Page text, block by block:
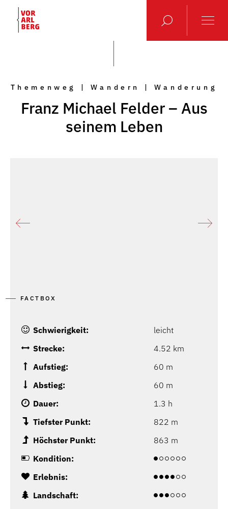
Themenweg | Wandern | Wanderung
Franz Michael Felder – Aus
seinem Leben
FACTBOX
Schwierigkeit:
leicht
Strecke:
4.52 km
Aufstieg:
60 m
Abstieg:
60 m
Dauer:
1.3 h
Tiefster Punkt:
822 m
Höchster Punkt:
863 m
Kondition:
Erlebnis:
Landschaft: